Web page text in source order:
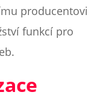
producentovi
funkcí pro